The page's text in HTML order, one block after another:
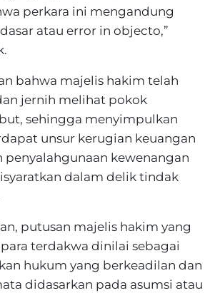
perkara ini mengandung
atau error in objecto,”
bahwa majelis hakim telah
jernih melihat pokok
sehingga menyimpulkan
unsur kerugian keuangan
penyalahgunaan kewenangan
dalam delik tindak
putusan majelis hakim yang
terdakwa dinilai sebagai
hukum yang berkeadilan dan
didasarkan pada asumsi atau